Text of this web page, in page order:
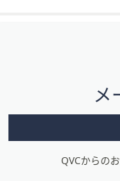
メ
ニ
メ
QVCからの